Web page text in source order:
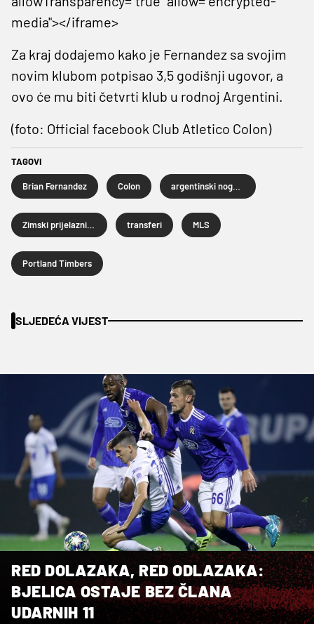
media"></iframe>
Za kraj dodajemo kako je Fernandez sa svojim
novim klubom potpisao 3,5 godišnji ugovor, a
ovo će mu biti četvrti klub u rodnoj Argentini.
(foto: Official facebook Club Atletico Colon)
TAGOVI
Brian Fernandez Colon
transferi MLS
Portland Timbers
SLJEDEĆA VIJEST
RED DOLAZAKA, RED ODLAZAKA:
BJELICA OSTAJE BEZ ČLANA
UDARNIH 11